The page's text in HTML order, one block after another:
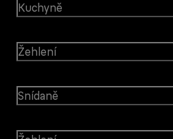
Kuchyně
Žehlení
Snídaně